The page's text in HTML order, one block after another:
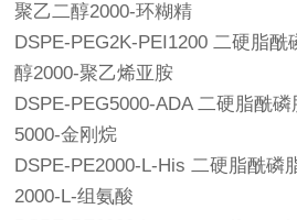
聚乙二醇2000-环糊精
DSPE-PEG2K-PEI1200 二硬脂
醇2000-聚乙烯亚胺
DSPE-PEG5000-ADA 二硬脂酰
5000-金刚烷
DSPE-PE2000-L-His 二硬脂酰磷
2000-L-组氨酸